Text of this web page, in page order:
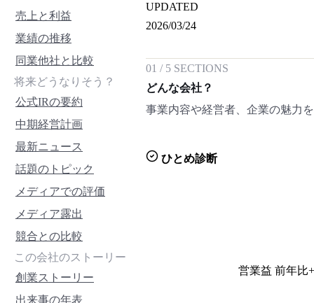
売上と利益
業績の推移
同業他社と比較
将来どうなりそう？
公式IRの要約
中期経営計画
最新ニュース
話題のトピック
メディアでの評価
メディア露出
競合との比較
この会社のストーリー
創業ストーリー
出来事の年表
UPDATED
2026/03/24
01 / 5 SECTIONS
どんな会社？
事業内容や経営者、企業の魅力
ひとめ診断
営業益 前年比